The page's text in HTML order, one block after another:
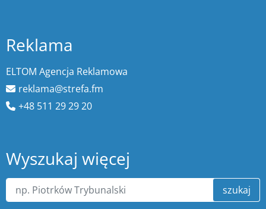
Reklama
ELTOM Agencja Reklamowa
reklama@strefa.fm
+48 511 29 29 20
Wyszukaj więcej
szukaj